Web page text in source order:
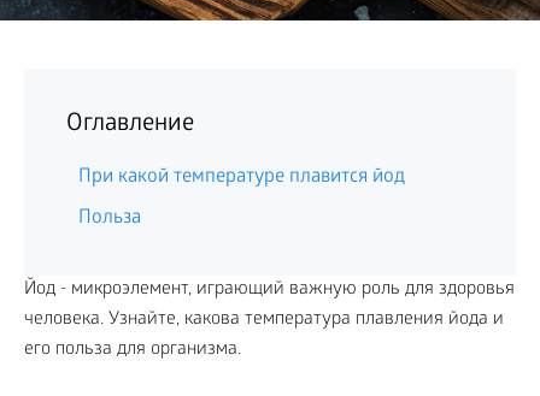
Оглавление
При какой температуре плавится йод
Польза
Йод - микроэлемент, играющий важную роль для здоровья
человека. Узнайте, какова температура плавления йода и
его польза для организма.